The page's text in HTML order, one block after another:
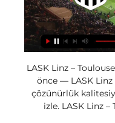
LASK Linz –
önce — LASK Linz
çözünürlük
izle. LASK Linz –